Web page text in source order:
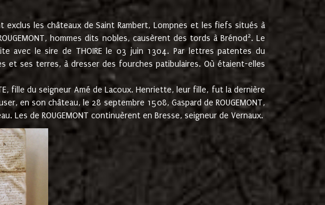
exclus les châteaux de Saint Rambert, Lompnes et les fiefs situés à
hommes dits nobles, causèrent des tords à Brénod 2. Le
avec le sire de THOIRE le 03 juin 1304. Par lettres patentes du
et ses terres, à dresser des fourches patibulaires. Où étaient-elles
fille du seigneur Amé de Lacoux. Henriette, leur fille, fut la dernière
en son château, le 28 septembre 1508, Gaspard de ROUGEMONT,
Les de ROUGEMONT continuèrent en Bresse, seigneur de Vernaux.